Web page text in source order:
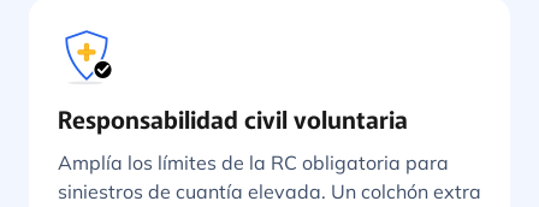
Responsabilidad civil voluntaria
Amplía los límites de la RC obligatoria para
siniestros de cuantía elevada. Un colchón extra